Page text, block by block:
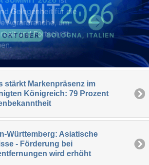
stärkt Markenpräsenz im
Königreich: 79 Prozent
Württemberg: Asiatische
- Förderung bei
wird erhöht